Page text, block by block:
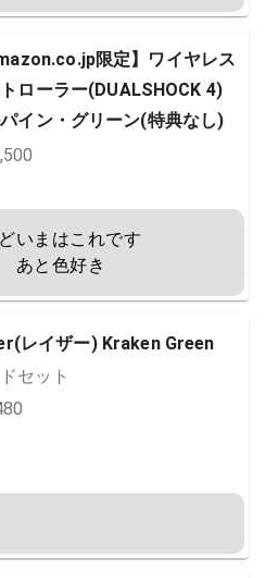
限定】ワイヤレス
ローラー(DUALSHOCK 4)
イン・グリーン(特典なし)
いまはこれです
あと色好き
レイザー) Kraken Green
セット